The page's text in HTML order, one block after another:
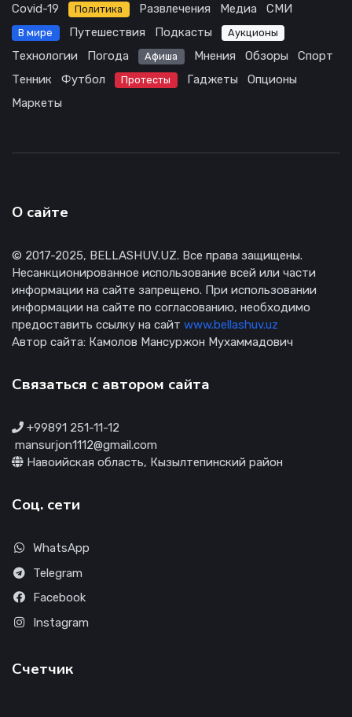
Covid-19 Политика Развлечения Медиа СМИ
В мире Путешествия Подкасты Аукционы
Технологии Погода Афиша Мнения Обзоры
Спорт
Тенник
Футбол Протесты Гаджеты
Опционы
Маркеты
О сайте
© 2017-2025, BELLASHUV.UZ. Все права защищены.
Несанкционированное использование всей или части
информации на сайте запрещено. При использовании
информации на сайте по согласованию, необходимо
предоставить ссылку на сайт www.bellashuv.uz
Автор сайта: Камолов Мансуржон Мухаммадович
Связаться с автором сайта
+99891 251-11-12
mansurjon1112@gmail.com
Навоийская область, Кызылтепинский район
Соц. сети
WhatsApp
Telegram
Facebook
Instagram
Счетчик